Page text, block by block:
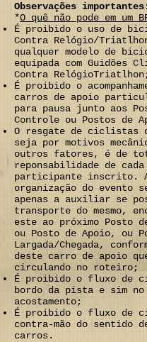
Observações
*O quê não pode em um
É proibido o uso de
Contra Relógio/
qualquer modelo de
equipada com Guidões
Contra
É proibido o
carros de apoio
para pausa junto aos
Controle ou Postos de
O resgate de ciclistas
seja por motivos
outros fatores, é de
reponsabilidade de cada
participante inscrito.
organização do evento
apenas a auxiliar se
transporte do mesmo,
este ao próximo Posto
ou Posto de Apoio, ou
Largada/Chegada,
deste carro de apoio
circulando no roteiro;
É proibido o fluxo de
bordo da pista e sim no
acostamento;
É proibido o fluxo de
contra-mão do sentido
carros.